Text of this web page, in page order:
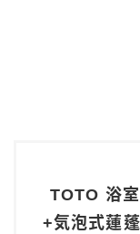
TOTO 浴
+気泡式蓮